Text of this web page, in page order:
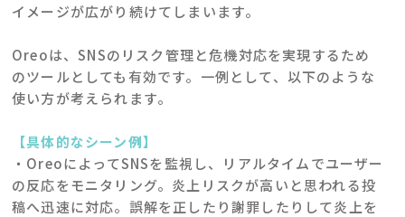
イメージが広がり続けてしまいます。
Oreoは、SNSのリスク管理と危機対応を実現するため
のツールとしても有効です。一例として、以下のような
使い方が考えられます。
【具体的なシーン例】
・OreoによってSNSを監視し、リアルタイムでユーザー
の反応をモニタリング。炎上リスクが高いと思われる投
稿へ迅速に対応。誤解を正したり謝罪したりして炎上を